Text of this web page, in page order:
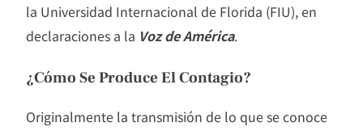
la Universidad Internacional de Florida (FIU), en
declaraciones a la Voz de América.
¿Cómo Se Produce El Contagio?
Originalmente la transmisión de lo que se conoce